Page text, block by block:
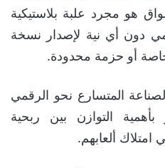
هو مجرد علبة بلاستيكية
دون أي نية لإصدار نسخة
أو حزمة محدودة.
المتسارع نحو الرقمي
التوازن بين ربحية
ألعابهم.